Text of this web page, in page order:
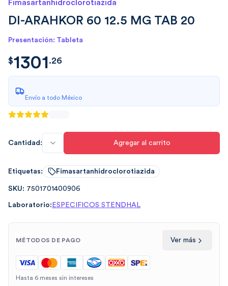
Fimasartanhidroclorotiazida
DI-ARAHKOR 60 12.5 MG TAB 20
Presentación: Tableta
$1301.2625
$1301.26
Envío a todo México
Cantidad: Agregar al carrito
Etiquetas: Fimasartanhidroclorotiazida
SKU: 7501701400906
Laboratorio: ESPECIFICOS STENDHAL
MÉTODOS DE PAGO Ver más
Hasta 6 meses sin intereses